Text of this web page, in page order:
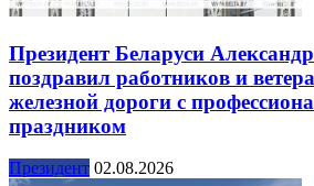
Президент Беларуси
поздравил работников и
железной дороги с
праздником
Президент 02.08.2026